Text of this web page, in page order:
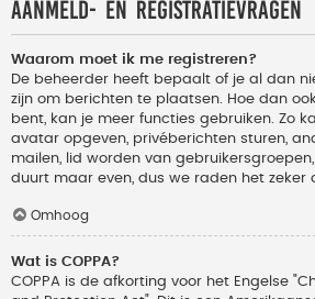
Aanmeld- en registratievragen
Waarom moet ik me registreren?
De beheerder heeft bepaalt of je al dan
zijn om berichten te plaatsen. Hoe dan
bent, kan je meer functies gebruiken. Zo
avatar opgeven, privéberichten sturen,
mailen, lid worden van
duurt maar even, dus we raden het zeker
Omhoog
Wat is COPPA?
COPPA is de afkorting voor het Engelse